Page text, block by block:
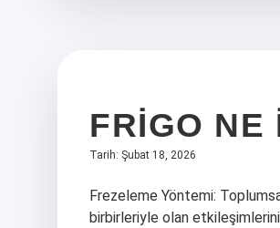
FRIGO NE
Tarih: Şubat 18, 2026
Frezeleme Yöntemi:
birbirleriyle olan etkileşimlerini